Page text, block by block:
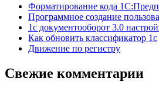
Форматирование кода
Программное создание
1с документооборот 3.0
Как обновить классификатор 1с
Движение по регистру
Свежие комментарии